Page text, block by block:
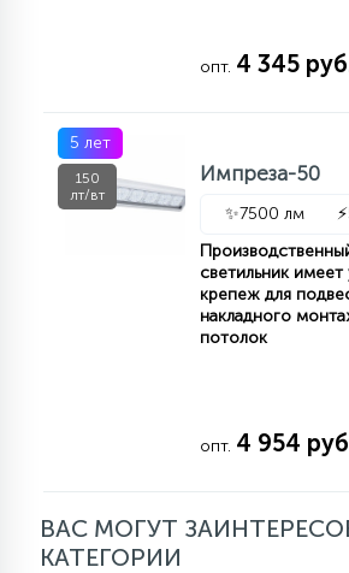
опт. 4 345
5 лет
150
лт/вт
Импреза-50
✨7500 лм ⚡
светильник
крепеж для
накладного
потолок
опт. 4 954
ВАС МОГУТ
КАТЕГОРИИ